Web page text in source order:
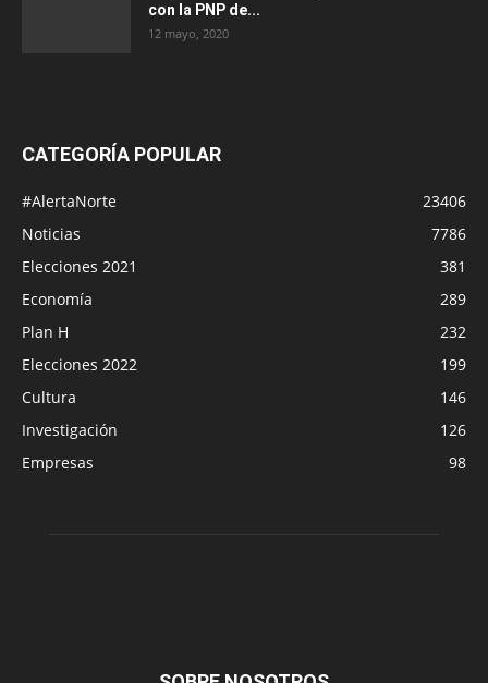
con la PNP de...
12 mayo, 2020
CATEGORÍA POPULAR
#AlertaNorte
23406
Noticias
7786
Elecciones 2021
381
Economía
289
Plan H
232
Elecciones 2022
199
Cultura
146
Investigación
126
Empresas
98